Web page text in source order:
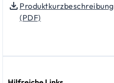
Produktkurzbeschreibung
(PDF)